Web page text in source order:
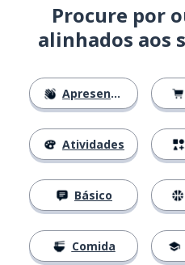
Procure por
alinhados aos
Apresentações
Atividades
Básico
Comida